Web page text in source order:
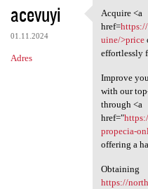
acevuyi
01.11.2024
Adres
Acquire
Acquire <a
href=
uine/>price
effortlessly
Improve
with our
through <a
href="
propecia-
offering a
Obtaining
https://